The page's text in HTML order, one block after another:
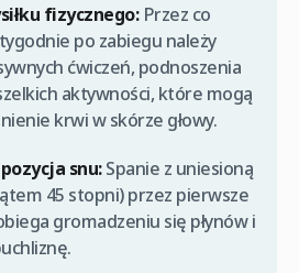
fizycznego:Przez co
po zabiegu należy
ćwiczeń, podnoszenia
aktywności, które mogą
krwi w skórze głowy.
snu:Spanie z uniesioną
45 stopni) przez pierwsze
gromadzeniu się płynów i